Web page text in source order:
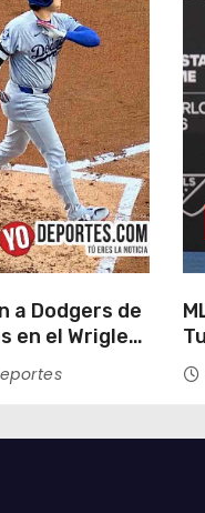
a Dodgers de
en el Wrigley